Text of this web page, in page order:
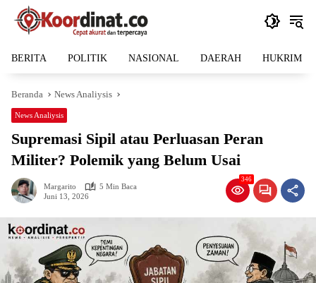
Langsung
BERITA POLITIK NASIONAL DAERAH HUKRIM
Beranda News Analiysis
News Analiysis
Supremasi Sipil atau Perluasan Peran
Militer? Polemik yang Belum Usai
Margarito
5 Min Baca
Juni 13, 2026
346